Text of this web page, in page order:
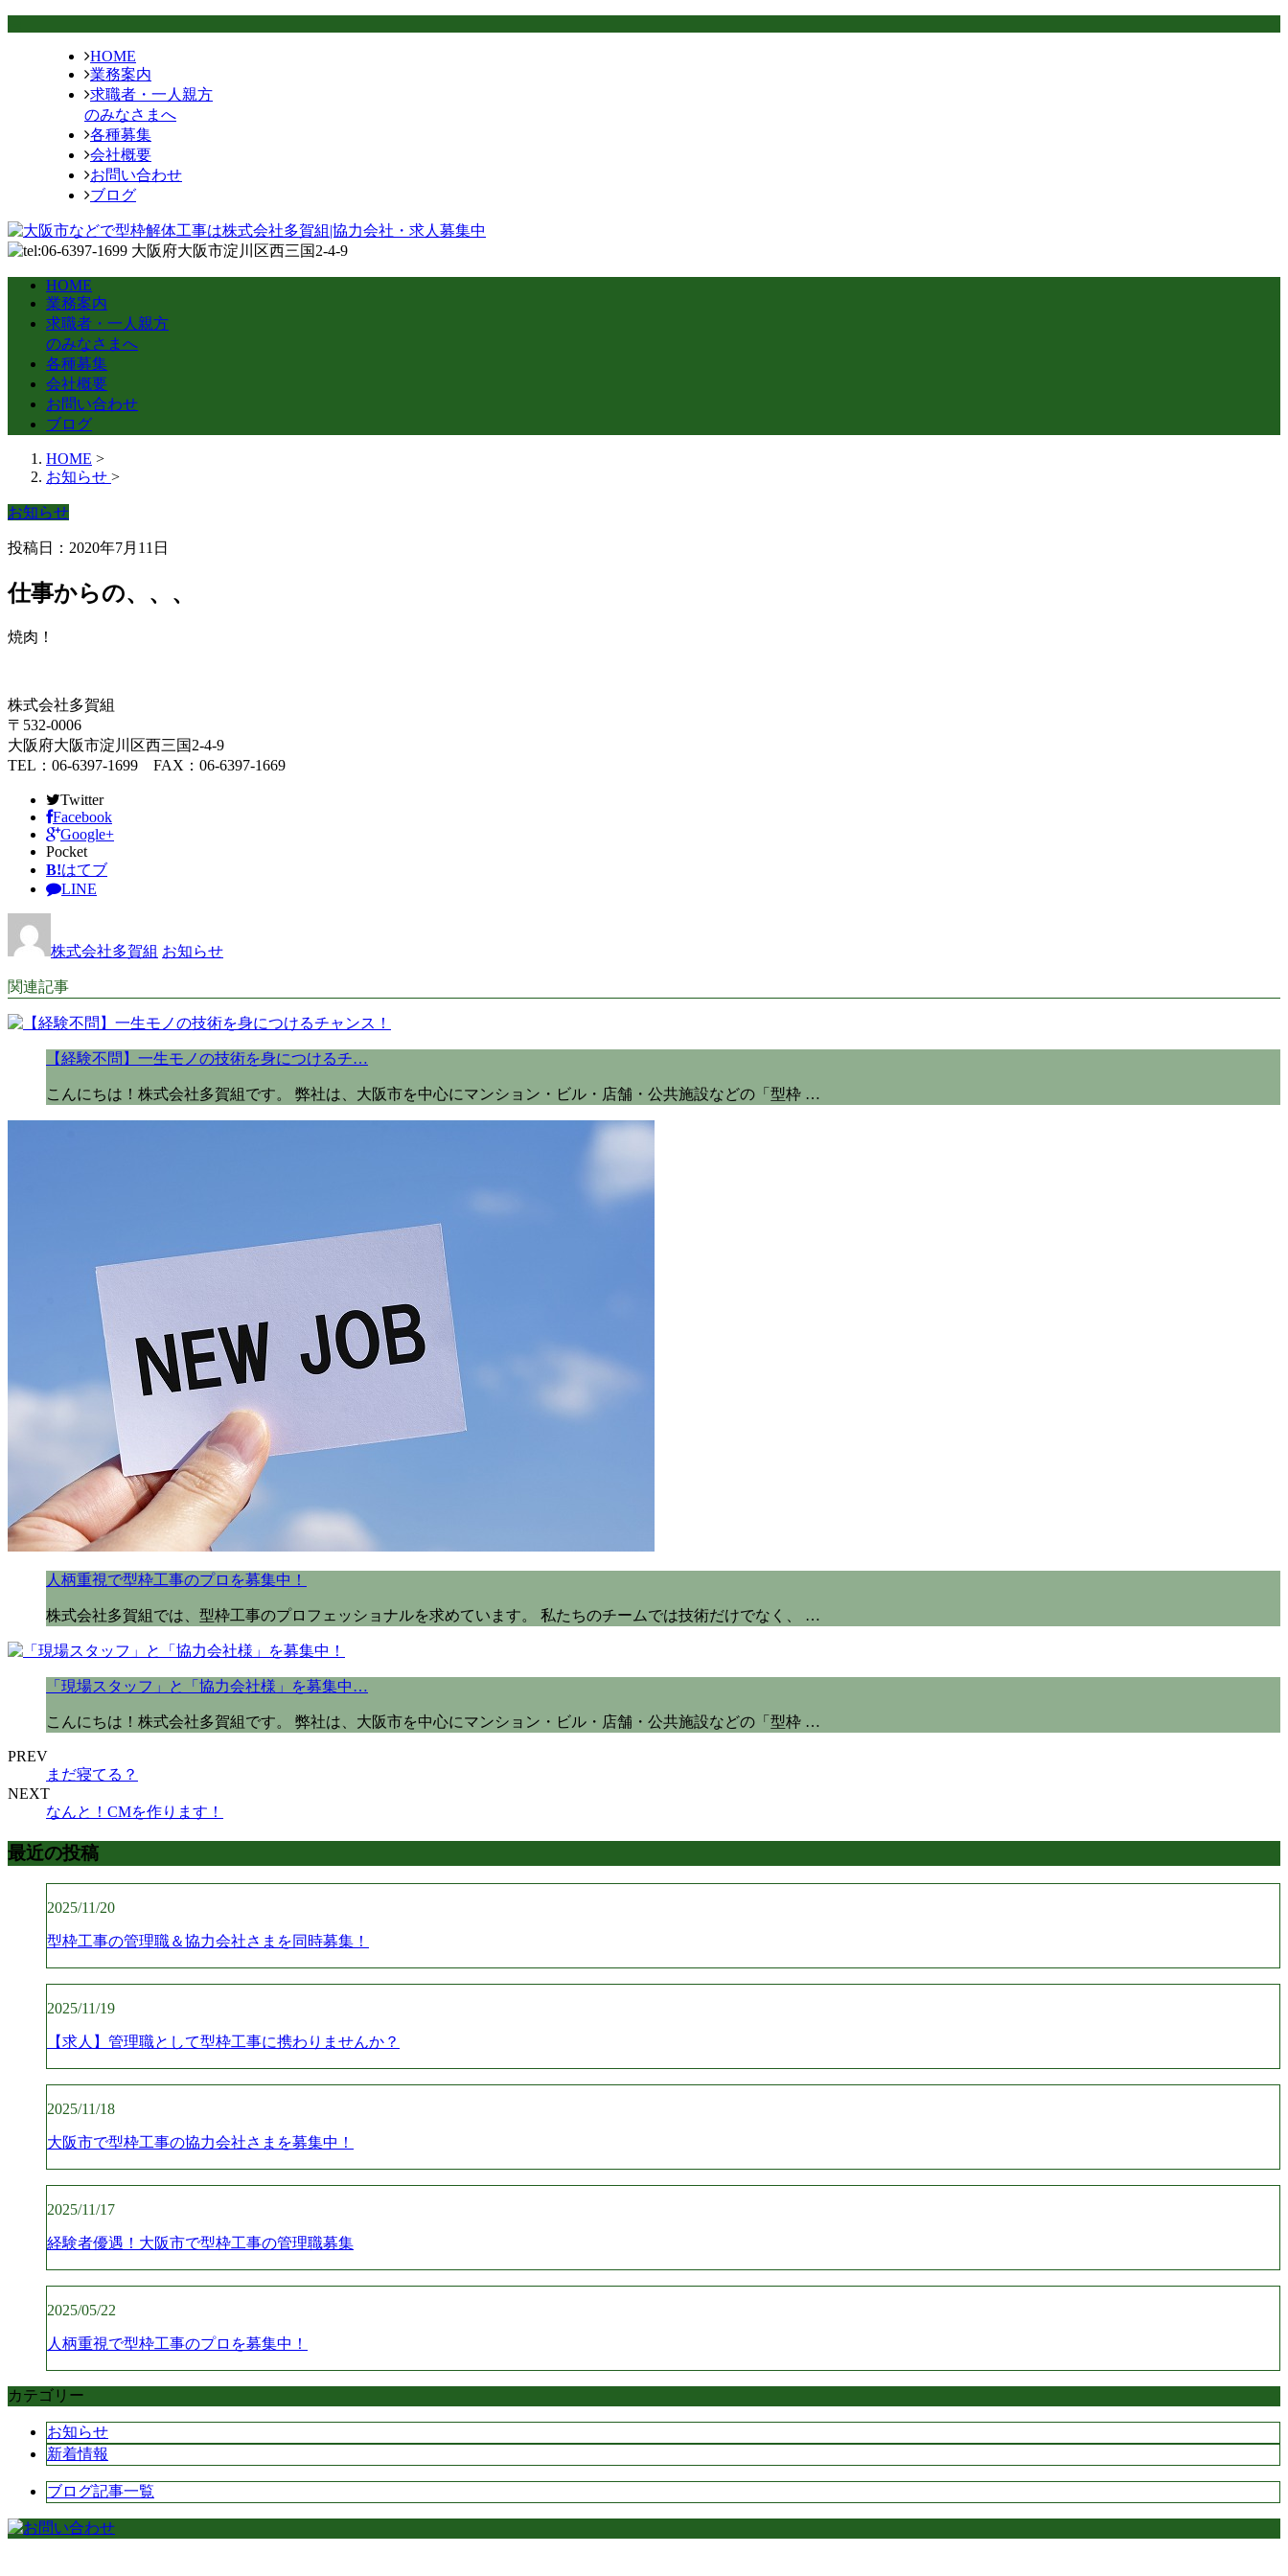
HOME
業務案内
求職者・一人親方
のみなさまへ
各種募集
会社概要
お問い合わせ
ブログ
HOME
業務案内
求職者・一人親方
のみなさまへ
各種募集
会社概要
お問い合わせ
ブログ
HOME >
お知らせ >
お知らせ
投稿日：2020年7月11日
仕事からの、、、
焼肉！
株式会社多賀組
〒532-0006
大阪府大阪市淀川区西三国2-4-9
TEL：06-6397-1699 FAX：06-6397-1669
Twitter
Facebook
Google+
Pocket
B!はてブ
LINE
株式会社多賀組 お知らせ
関連記事
【経験不問】一生モノの技術を身につけるチ…
こんにちは！株式会社多賀組です。 弊社は、大阪市を中心にマンション・ビル・店舗・公共施設などの「型枠 …
人柄重視で型枠工事のプロを募集中！
株式会社多賀組では、型枠工事のプロフェッショナルを求めています。 私たちのチームでは技術だけでなく、 …
「現場スタッフ」と「協力会社様」を募集中…
こんにちは！株式会社多賀組です。 弊社は、大阪市を中心にマンション・ビル・店舗・公共施設などの「型枠 …
PREV
まだ寝てる？
NEXT
なんと！CMを作ります！
最近の投稿
2025/11/20
型枠工事の管理職＆協力会社さまを同時募集！
2025/11/19
【求人】管理職として型枠工事に携わりませんか？
2025/11/18
大阪市で型枠工事の協力会社さまを募集中！
2025/11/17
経験者優遇！大阪市で型枠工事の管理職募集
2025/05/22
人柄重視で型枠工事のプロを募集中！
カテゴリー
お知らせ
新着情報
ブログ記事一覧